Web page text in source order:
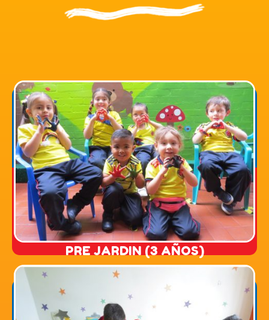
PRE JARDIN (3 AÑOS)
PRE JARDIN (3 AÑOS)
Partiendo de la curiosidad de esta edad y
de su etapa de exploración, los Thomasinos
son orientados por medio del juego, el arte,
la literatura, entre otras actividades a
descubrir el mundo que les rodea;
desarrollando habilidades motrices,
sensoriales, comunicativas, cognitivas,
afectivas y sociales que fortalecerán su
proceso escolar.
JARDIN (4 AÑOS)